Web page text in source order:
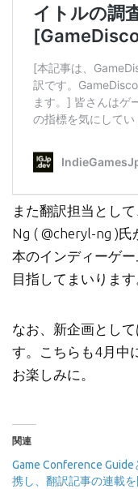
また翻訳担当とし
Ng ( @cheryl-ng )
本のインディーゲ
目指してまいります
なお、新企画とし
す。こちらも4月中
お楽しみに。
関連
Game Conference Guide
携し、翻訳記事の連載